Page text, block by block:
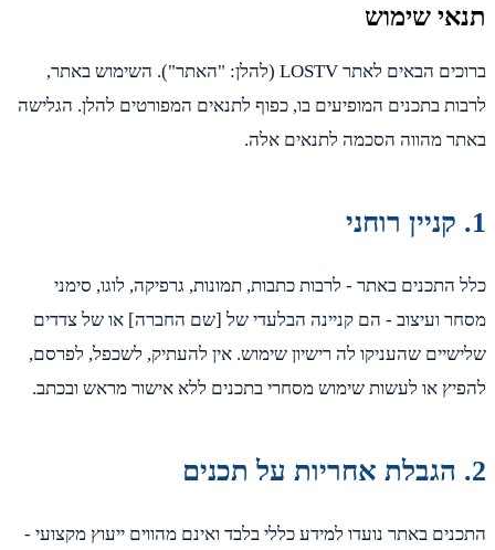
שימוש
ברוכים הבאים לאתר LOSTV (להלן: "האתר"). השימוש באתר,
בתכנים המופיעים בו, כפוף לתנאים המפורטים להלן. הגלישה
מהווה הסכמה לתנאים אלה.
התכנים באתר - לרבות כתבות, תמונות, גרפיקה, לוגו, סימני
ועיצוב - הם קניינה הבלעדי של [שם החברה] או של צדדים
שהעניקו לה רישיון שימוש. אין להעתיק, לשכפל, לפרסם,
או לעשות שימוש מסחרי בתכנים ללא אישור מראש ובכתב.
באתר נועדו למידע כללי בלבד ואינם מהווים ייעוץ מקצועי -